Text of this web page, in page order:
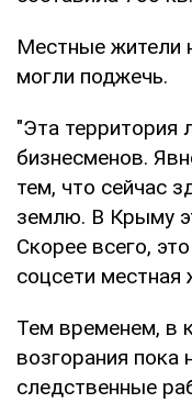
Местные жители
могли поджечь.
"Эта территория
бизнесменов.
тем, что сейчас
землю. В Крыму
Скорее всего,
соцсети местная
Тем временем, в
возгорания пока
следственные